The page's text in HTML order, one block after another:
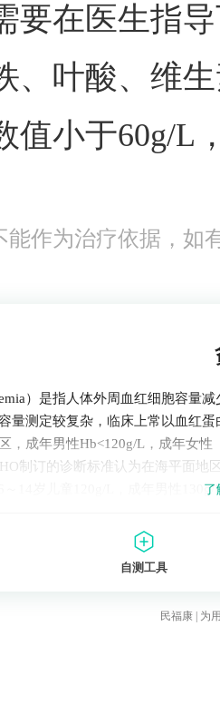
要在医生指
、叶酸、维
值小于60g/L
能作为治疗依据，如
）是指人体外周血红细胞容量
量测定较复杂，临床上常以血红
，成年男性Hb<120g/L，成年女性
制订的诊断标准认为在海平面地
6～14岁儿童120g/L，成年男性
了
自测工具
民福康 | 为